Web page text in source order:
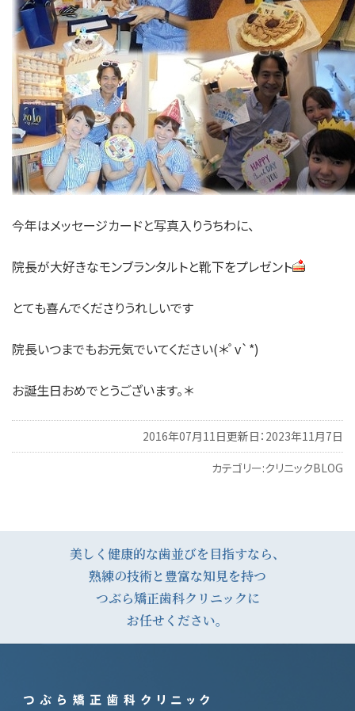
今年はメッセージカードと写真入りうちわに、
院長が大好きなモンブランタルトと靴下をプレゼント
とても喜んでくださりうれしいです
院長いつまでもお元気でいてください(＊ﾟv`*)
お誕生日おめでとうございます。＊
2016年07月11日更新日：2023年11月7日
カテゴリー:クリニックBLOG
稿
ー
ョ
美しく健康的な歯並びを目指すなら、
熟練の技術と豊富な知見を持つ
つぶら矯正歯科クリニックに
お任せください。